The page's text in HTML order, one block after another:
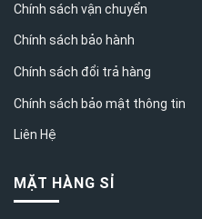
Chính sách vận chuyển
Chính sách bảo hành
Chính sách đổi trả hàng
Chính sách bảo mật thông tin
Liên Hệ
MẶT HÀNG SỈ